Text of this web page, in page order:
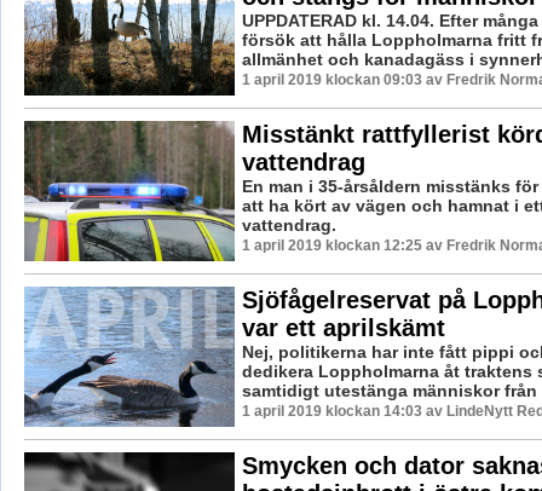
UPPDATERAD kl. 14.04. Efter
försök att hålla Loppholmarna fritt
allmänhet och kanadagäss i
1 april 2019 klockan 09:03 av Fredrik
Misstänkt rattfyllerist
vattendrag
En man i 35-årsåldern misstänks
att ha kört av vägen och hamnat i
vattendrag.
1 april 2019 klockan 12:25 av Fredrik
Sjöfågelreservat på
var ett aprilskämt
Nej, politikerna har inte fått pippi
dedikera Loppholmarna åt traktens
samtidigt utestänga människor från
1 april 2019 klockan 14:03 av LindeNytt
Smycken och dator